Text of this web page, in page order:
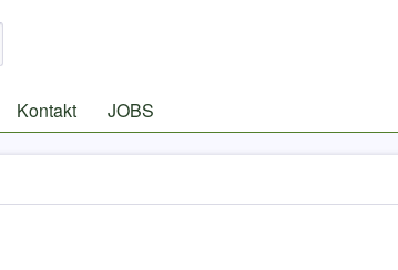
Kontakt JOBS